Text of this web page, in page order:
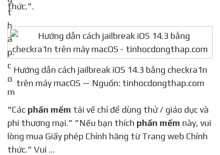
thức.".
Hướng dẫn cách jailbreak iOS 14.3 bằng checkra1n
trên máy macOS — Nguồn: tinhocdongthap.com
"Các phần mềm tải về chỉ để dùng thử / giáo dục và
phi thương mại." "Nếu bạn thích phần mềm này, vui
lòng mua Giấy phép Chính hãng từ Trang web Chính
thức." Vui …